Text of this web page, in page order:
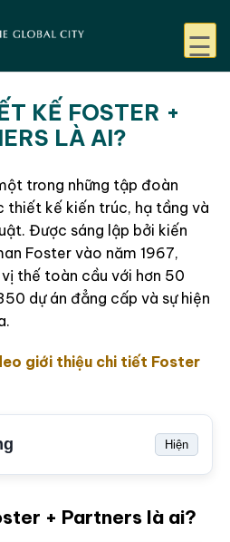
☰
KẾ FOSTER +
LÀ AI?
trong những tập đoàn
thiết kế kiến trúc, hạ tầng và
Được sáng lập bởi kiến
Foster vào năm 1967,
thế toàn cầu với hơn 50
dự án đẳng cấp và sự hiện
giới thiệu chi tiết Foster
Hiện
+ Partners là ai?